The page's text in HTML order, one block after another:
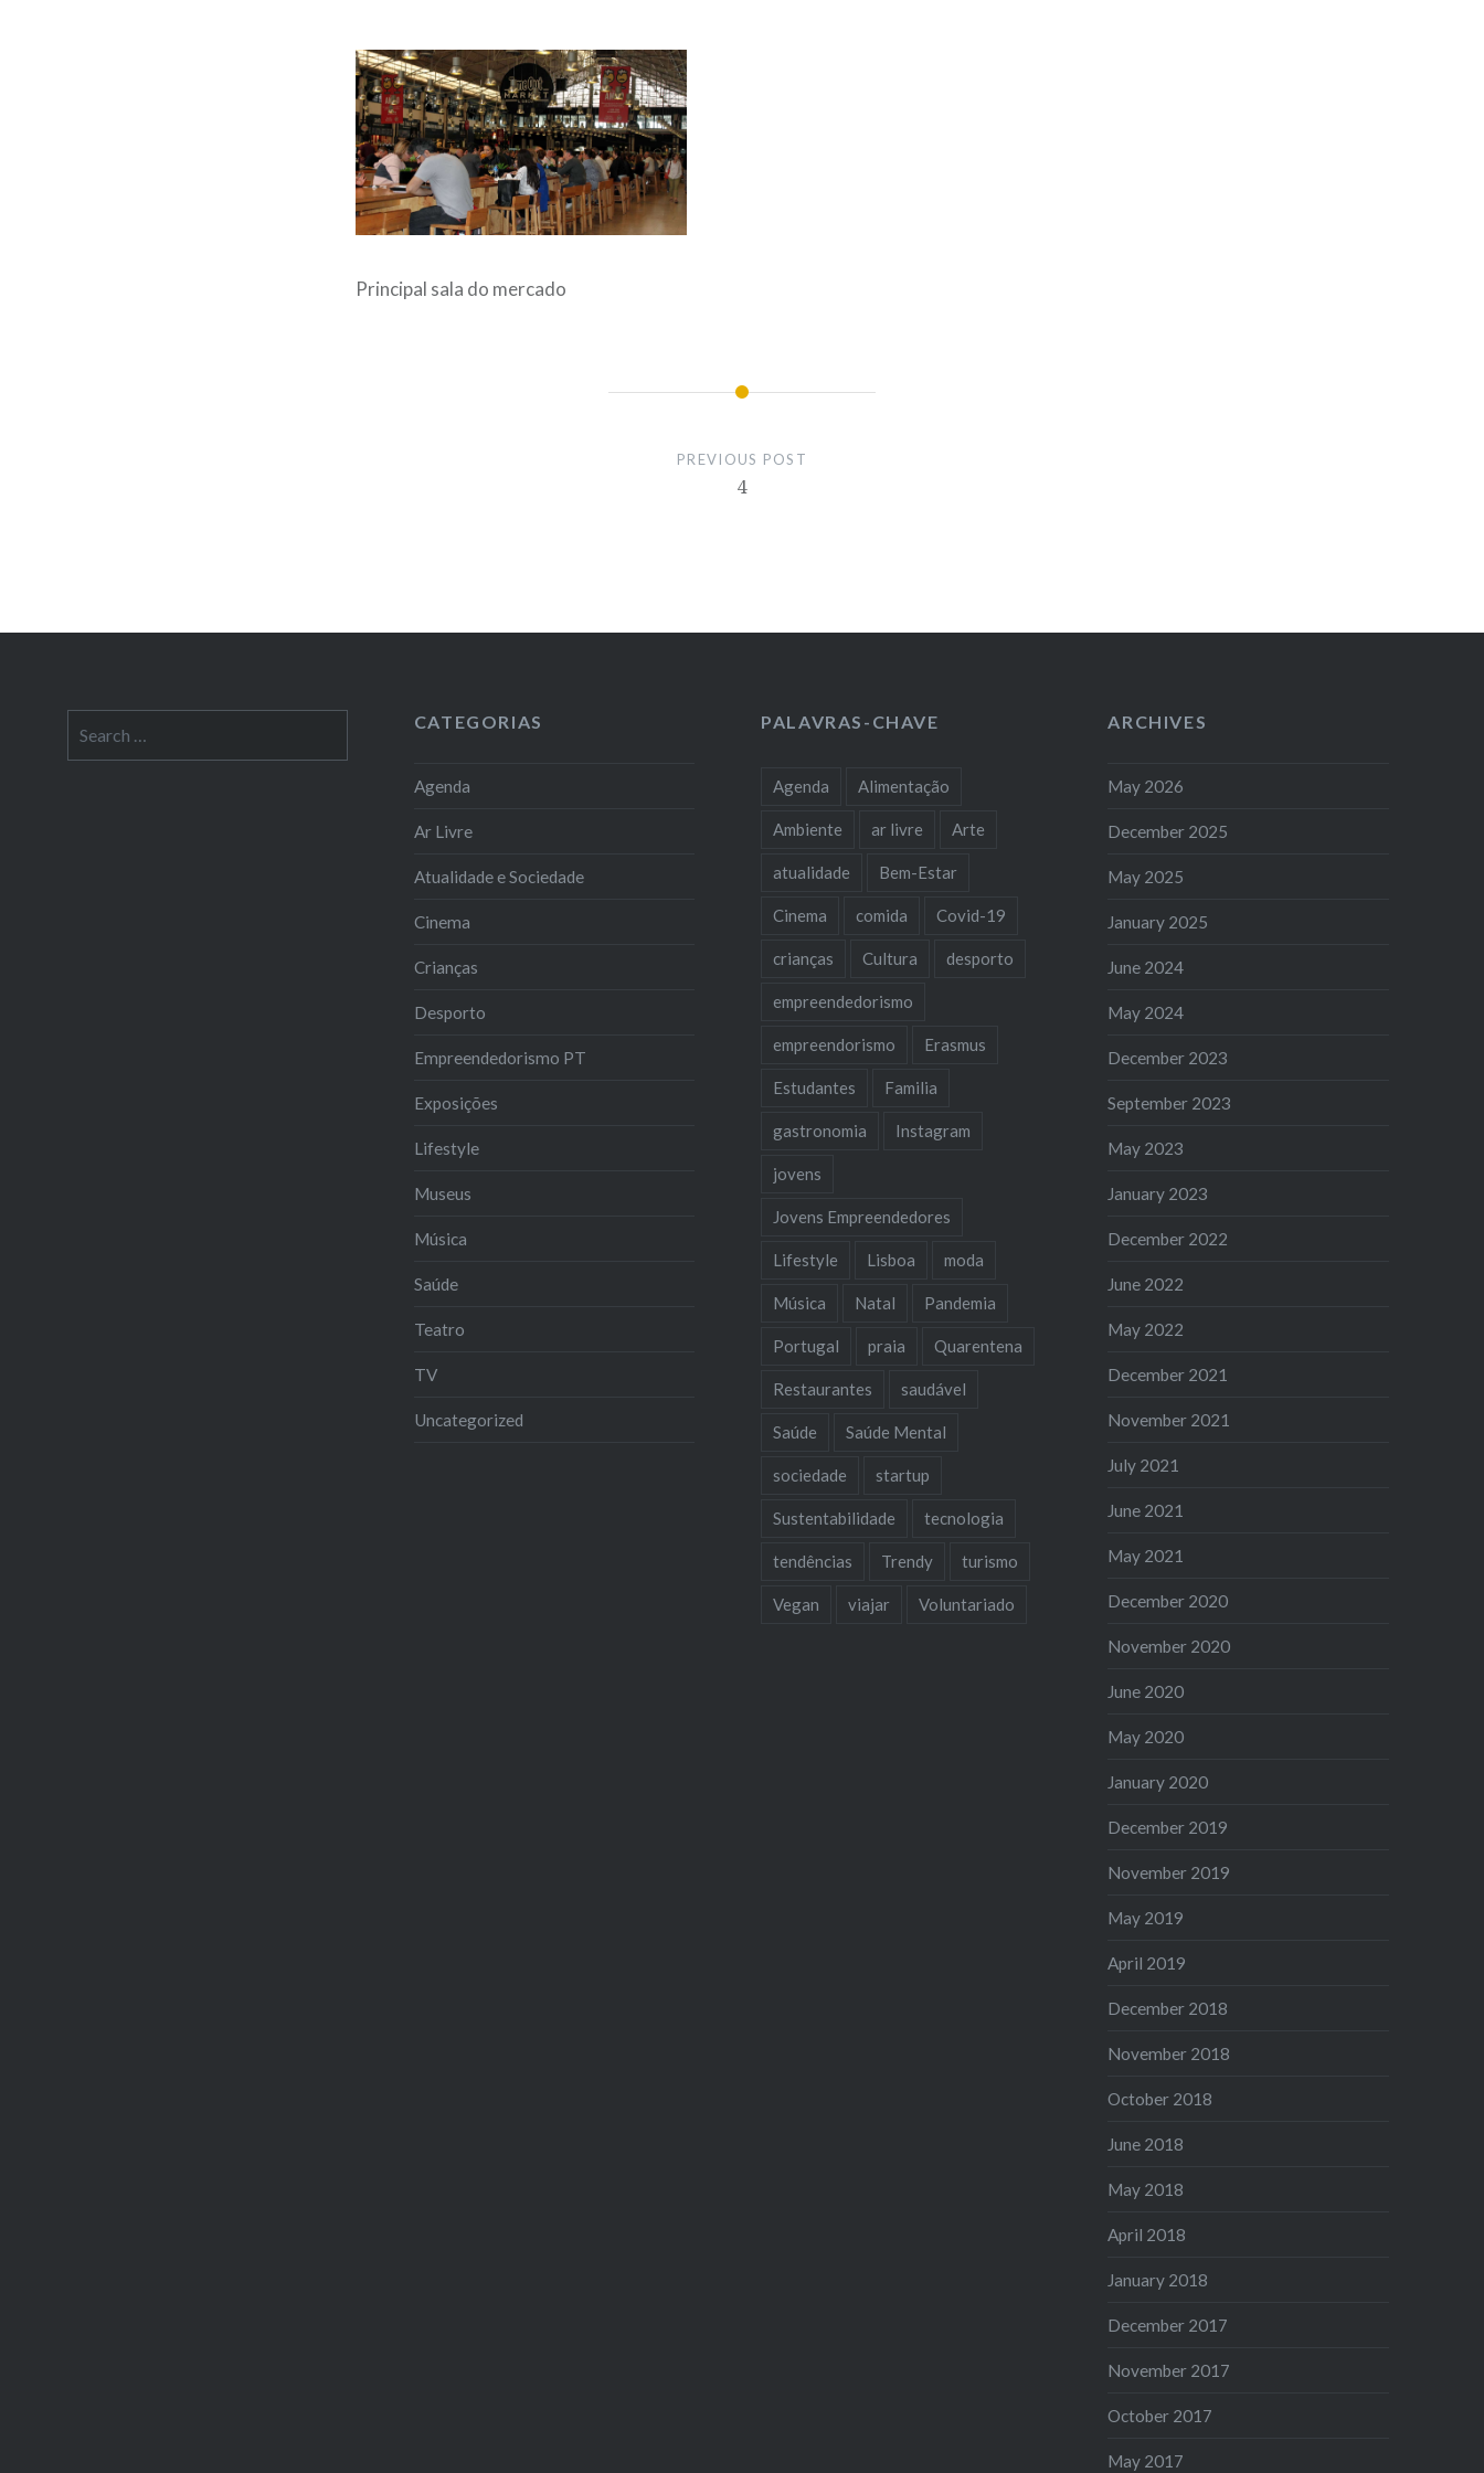
Principal sala do mercado
PREVIOUS POST
4
for:
CATEGORIAS
Agenda
Ar Livre
Atualidade e Sociedade
Cinema
Crianças
Desporto
Empreendedorismo PT
Exposições
Lifestyle
Museus
Música
Saúde
Teatro
TV
Uncategorized
PALAVRAS-CHAVE
Agenda Alimentação
Ambiente ar livre Arte
atualidade Bem-Estar
Cinema comida Covid-19
crianças Cultura desporto
empreendedorismo
empreendorismo Erasmus
Estudantes Familia
gastronomia Instagram
jovens
Jovens Empreendedores
Lifestyle Lisboa moda
Música Natal Pandemia
Portugal praia Quarentena
Restaurantes saudável
Saúde Saúde Mental
sociedade startup
Sustentabilidade tecnologia
tendências Trendy turismo
Vegan viajar Voluntariado
ARCHIVES
May 2026
December 2025
May 2025
January 2025
June 2024
May 2024
December 2023
September 2023
May 2023
January 2023
December 2022
June 2022
May 2022
December 2021
November 2021
July 2021
June 2021
May 2021
December 2020
November 2020
June 2020
May 2020
January 2020
December 2019
November 2019
May 2019
April 2019
December 2018
November 2018
October 2018
June 2018
May 2018
April 2018
January 2018
December 2017
November 2017
October 2017
May 2017